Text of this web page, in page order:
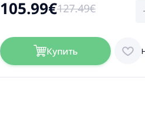
105.99€127.49€
Купить